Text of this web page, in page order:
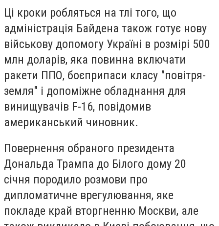
Ці кроки робляться на тлі того, що
адміністрація Байдена також готує нову
військову допомогу Україні в розмірі 500
млн доларів, яка повинна включати
ракети ППО, боєприпаси класу "повітря-
земля" і допоміжне обладнання для
винищувачів F-16, повідомив
американський чиновник.
Повернення обраного президента
Дональда Трампа до Білого дому 20
січня породило розмови про
дипломатичне врегулювання, яке
покладе край вторгненню Москви, але